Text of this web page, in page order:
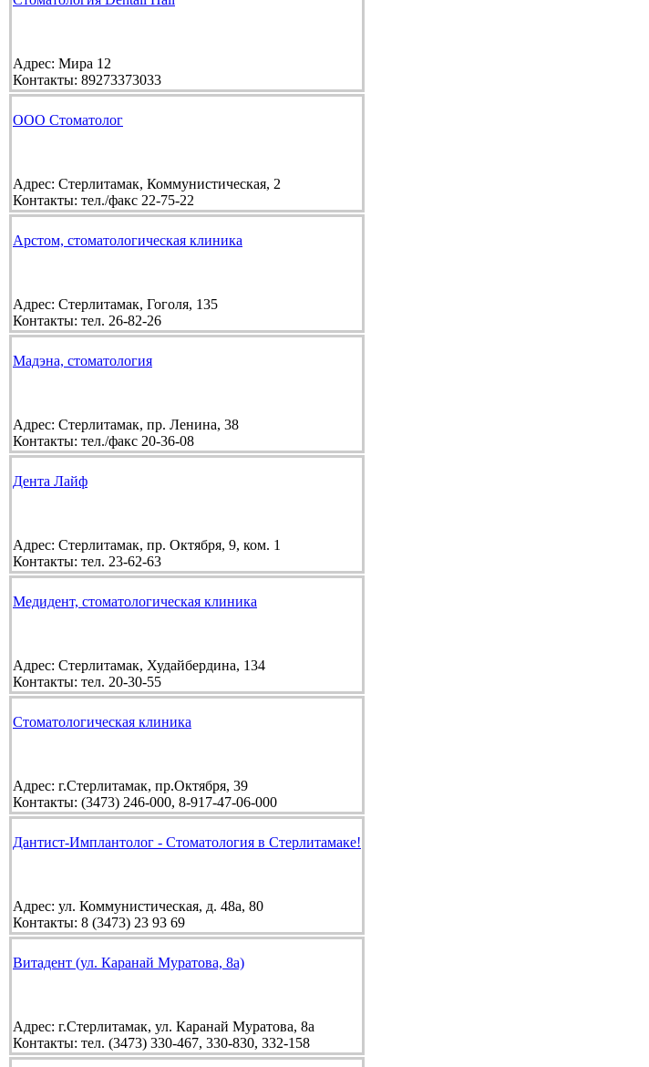
Адрес: Мира 12
Контакты: 89273373033
ООО Стоматолог
Адрес: Стерлитамак, Коммунистическая, 2
Контакты: тел./факс 22-75-22
Арстом, стоматологическая клиника
Адрес: Стерлитамак, Гоголя, 135
Контакты: тел. 26-82-26
Мадэна, стоматология
Адрес: Стерлитамак, пр. Ленина, 38
Контакты: тел./факс 20-36-08
Дента Лайф
Адрес: Стерлитамак, пр. Октября, 9, ком. 1
Контакты: тел. 23-62-63
Медидент, стоматологическая клиника
Адрес: Стерлитамак, Худайбердина, 134
Контакты: тел. 20-30-55
Стоматологическая клиника
Адрес: г.Стерлитамак, пр.Октября, 39
Контакты: (3473) 246-000, 8-917-47-06-000
Дантист-Имплантолог - Стоматология в Стерлитамаке!
Адрес: ул. Коммунистическая, д. 48а, 80
Контакты: 8 (3473) 23 93 69
Витадент (ул. Каранай Муратова, 8а)
Адрес: г.Стерлитамак, ул. Каранай Муратова, 8а
Контакты: тел. (3473) 330-467, 330-830, 332-158